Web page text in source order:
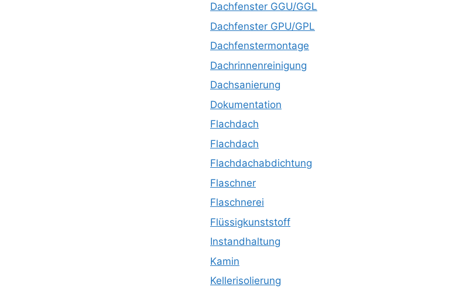
Dachfenster GGU/GGL
Dachfenster GPU/GPL
Dachfenstermontage
Dachrinnenreinigung
Dachsanierung
Dokumentation
Flachdach
Flachdach
Flachdachabdichtung
Flaschner
Flaschnerei
Flüssigkunststoff
Instandhaltung
Kamin
Kellerisolierung